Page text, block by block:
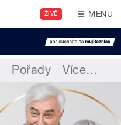
ŽIVĚ MENU
Pořady Více…